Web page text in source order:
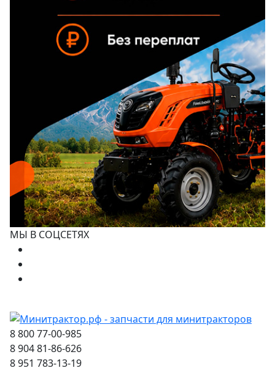
МЫ В СОЦСЕТЯХ
8 800 77-00-985
8 904 81-86-626
8 951 783-13-19